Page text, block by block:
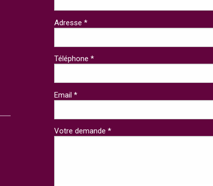
Adresse *
Téléphone *
Email *
Votre demande *